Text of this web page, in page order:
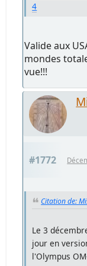
4
Valide aux
mondes
vue!!!
#1772
Citation de:
Le 3
jour en
l'Olympus